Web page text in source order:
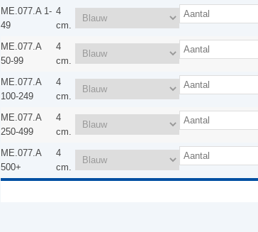
ME.077.A 1-
49
4
cm.
ME.077.A
50-99
4
cm.
ME.077.A
100-249
4
cm.
ME.077.A
250-499
4
cm.
ME.077.A
500+
4
cm.